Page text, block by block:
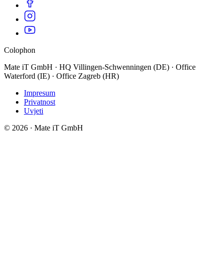
Colophon
Mate iT GmbH · HQ Villingen-Schwenningen (DE) · Office
Waterford (IE) · Office Zagreb (HR)
Impresum
Privatnost
Uvjeti
© 2026 · Mate iT GmbH